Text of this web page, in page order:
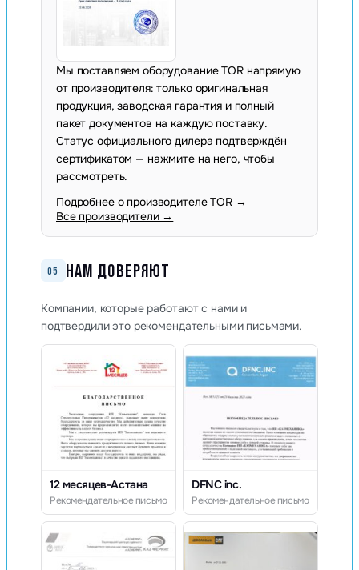
Мы поставляем оборудование TOR напрямую
от производителя: только оригинальная
продукция, заводская гарантия и полный
пакет документов на каждую поставку.
Статус официального дилера подтверждён
сертификатом — нажмите на него, чтобы
рассмотреть.
Подробнее о производителе TOR →
Все производители →
05 НАМ ДОВЕРЯЮТ
Компании, которые работают с нами и
подтвердили это рекомендательными письмами.
12 месяцев-Астана
Рекомендательное письмо
DFNC inc.
Рекомендательное письмо